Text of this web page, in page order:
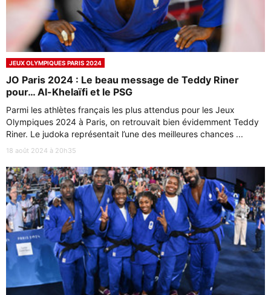
JEUX OLYMPIQUES PARIS 2024
JO Paris 2024 : Le beau message de Teddy Riner
pour… Al-Khelaïfi et le PSG
Parmi les athlètes français les plus attendus pour les Jeux
Olympiques 2024 à Paris, on retrouvait bien évidemment Teddy
Riner. Le judoka représentait l’une des meilleures chances ...
18 août 2024 à 20h35